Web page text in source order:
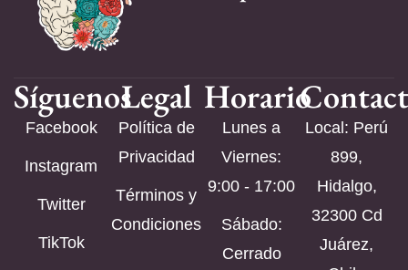
Síguenos
Facebook
Instagram
Twitter
TikTok
Legal
Política de
Privacidad
Términos y
Condiciones
Horario
Lunes a
Viernes:
9:00 - 17:00
Sábado:
Cerrado
Local: Perú
899,
Hidalgo,
32300 Cd
Juárez,